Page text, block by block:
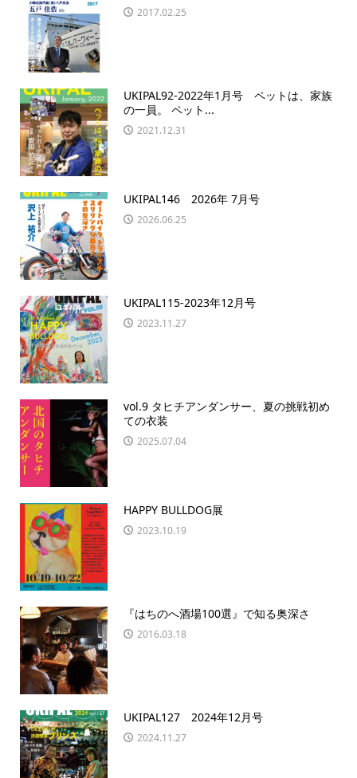
2017.02.25
UKIPAL92-2022年1月号 ペットは、家族
の一員。 ペット...
2021.12.31
UKIPAL146 2026年 7月号
2026.06.25
UKIPAL115-2023年12月号
2023.11.27
vol.9 タヒチアンダンサー、夏の挑戦初め
ての衣装
2025.07.04
HAPPY BULLDOG展
2023.10.19
『はちのへ酒場100選』で知る奥深さ
2016.03.18
UKIPAL127 2024年12月号
2024.11.27